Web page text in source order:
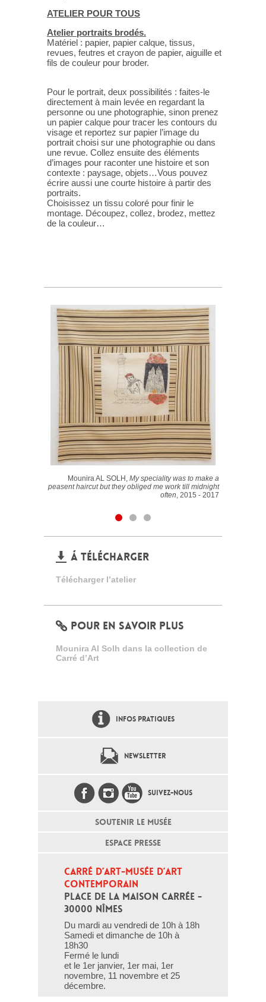
ATELIER POUR TOUS
Atelier portraits brodés.
Matériel : papier, papier calque, tissus,
revues, feutres et crayon de papier, aiguille et
fils de couleur pour broder.
Pour le portrait, deux possibilités : faites-le
directement à main levée en regardant la
personne ou une photographie, sinon prenez
un papier calque pour tracer les contours du
visage et reportez sur papier l’image du
portrait choisi sur une photographie ou dans
une revue. Collez ensuite des éléments
d’images pour raconter une histoire et son
contexte : paysage, objets…Vous pouvez
écrire aussi une courte histoire à partir des
portraits.
Choisissez un tissu coloré pour finir le
montage. Découpez, collez, brodez, mettez
de la couleur…
Mounira AL SOLH, My speciality was to make a
peasent haircut but they obliged me work till midnight
often, 2015 - 2017
Á TÉLÉCHARGER
Télécharger l’atelier
POUR EN SAVOIR PLUS
Mounira Al Solh dans la collection de
Carré d’Art
INFOS PRATIQUES
NEWSLETTER
SUIVEZ-NOUS
SOUTENIR LE MUSÉE
ESPACE PRESSE
CARRÉ D’ART-MUSÉE D’ART
CONTEMPORAIN
PLACE DE LA MAISON CARRÉE -
30000 NÎMES
Du mardi au vendredi de 10h à 18h
Samedi et dimanche de 10h à
18h30
Fermé le lundi
et le 1er janvier, 1er mai, 1er
novembre, 11 novembre et 25
décembre.